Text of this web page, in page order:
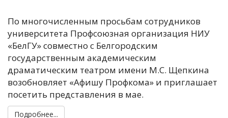
По многочисленным просьбам сотрудников
университета Профсоюзная организация НИУ
«БелГУ» совместно с Белгородским
государственным академическим
драматическим театром имени М.С. Щепкина
возобновляет «Афишу Профкома» и приглашает
посетить представления в мае.
Подробнее...